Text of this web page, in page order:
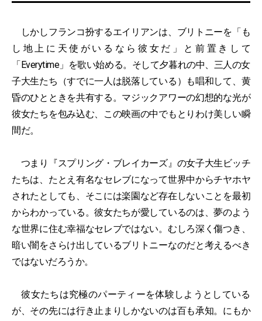
しかしフランコ扮するエイリアンは、ブリトニーを「も
し地上に天使がいるなら彼女だ」と前置きして
「Everytime」を歌い始める。そして夕暮れの中、三人の女
子大生たち（すでに一人は脱落している）も唱和して、黄
昏のひとときを共有する。マジックアワーの幻想的な光が
彼女たちを包み込む、この映画の中でもとりわけ美しい瞬
間だ。
つまり『スプリング・ブレイカーズ』の女子大生ビッチ
たちは、たとえ有名なセレブになって世界中からチヤホヤ
されたとしても、そこには楽園など存在しないことを最初
からわかっている。彼女たちが愛しているのは、夢のよう
な世界に住む幸福なセレブではない。むしろ深く傷つき、
暗い闇をさらけ出しているブリトニーなのだと考えるべき
ではないだろうか。
彼女たちは究極のパーティーを体験しようとしている
が、その先には行き止まりしかないのは百も承知。にもか